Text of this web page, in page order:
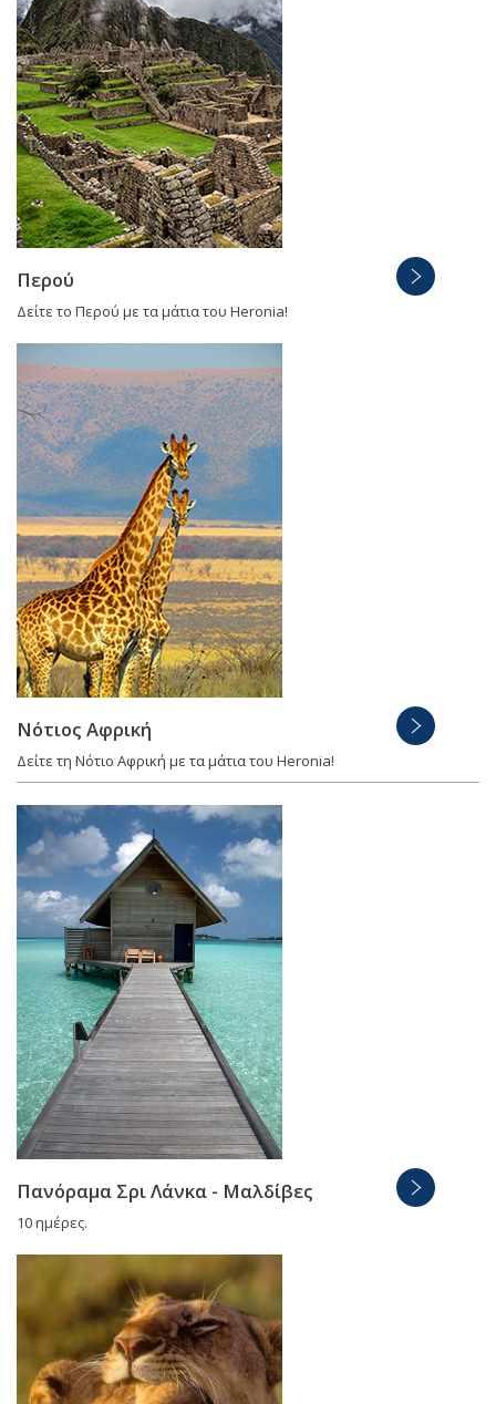
Περού
Δείτε το Περού με τα μάτια του Heronia!
Νότιος Αφρική
Δείτε τη Νότιο Αφρική με τα μάτια του Heronia!
Πανόραμα Σρι Λάνκα - Μαλδίβες
10 ημέρες.